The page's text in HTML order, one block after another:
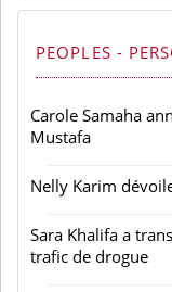
PEOPLES -
Carole Samaha
Mustafa
Nelly Karim
Sara Khalifa a
trafic de drogue